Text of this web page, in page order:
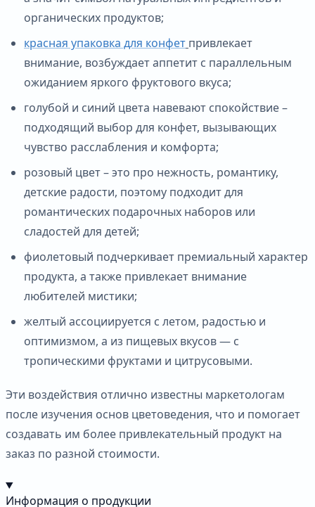
органических продуктов;
красная упаковка для конфет привлекает
внимание, возбуждает аппетит с параллельным
ожиданием яркого фруктового вкуса;
голубой и синий цвета навевают спокойствие –
подходящий выбор для конфет, вызывающих
чувство расслабления и комфорта;
розовый цвет – это про нежность, романтику,
детские радости, поэтому подходит для
романтических подарочных наборов или
сладостей для детей;
фиолетовый подчеркивает премиальный характер
продукта, а также привлекает внимание
любителей мистики;
желтый ассоциируется с летом, радостью и
оптимизмом, а из пищевых вкусов — с
тропическими фруктами и цитрусовыми.
Эти воздействия отлично известны маркетологам
после изучения основ цветоведения, что и помогает
создавать им более привлекательный продукт на
заказ по разной стоимости.
Информация о продукции